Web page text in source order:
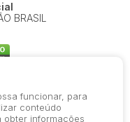
BRASIL
reservados
funcionar, para
conteúdo
obter informações